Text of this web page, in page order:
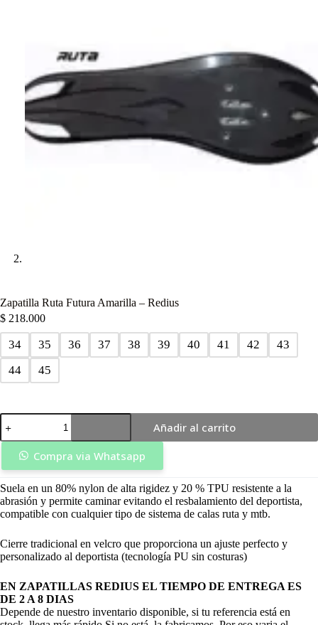
Zapatilla Ruta Futura Amarilla – Redius
$ 218.000
34 35 36 37 38 39 40 41 42
43
44
45
Zapatilla
Ruta
Futura
Amarilla
-
cantidad
Añadir al carrito
Compra via Whatsapp
Suela en un 80% nylon de alta rigidez y 20 % TPU resistente a la
abrasión y permite caminar evitando el resbalamiento del deportista,
compatible con cualquier tipo de sistema de calas ruta y mtb.
Cierre tradicional en velcro que proporciona un ajuste perfecto y
personalizado al deportista (tecnología PU sin costuras)
EN ZAPATILLAS REDIUS EL TIEMPO DE ENTREGA ES
DE 2 A 8 DIAS
Depende de nuestro inventario disponible, si tu referencia está en